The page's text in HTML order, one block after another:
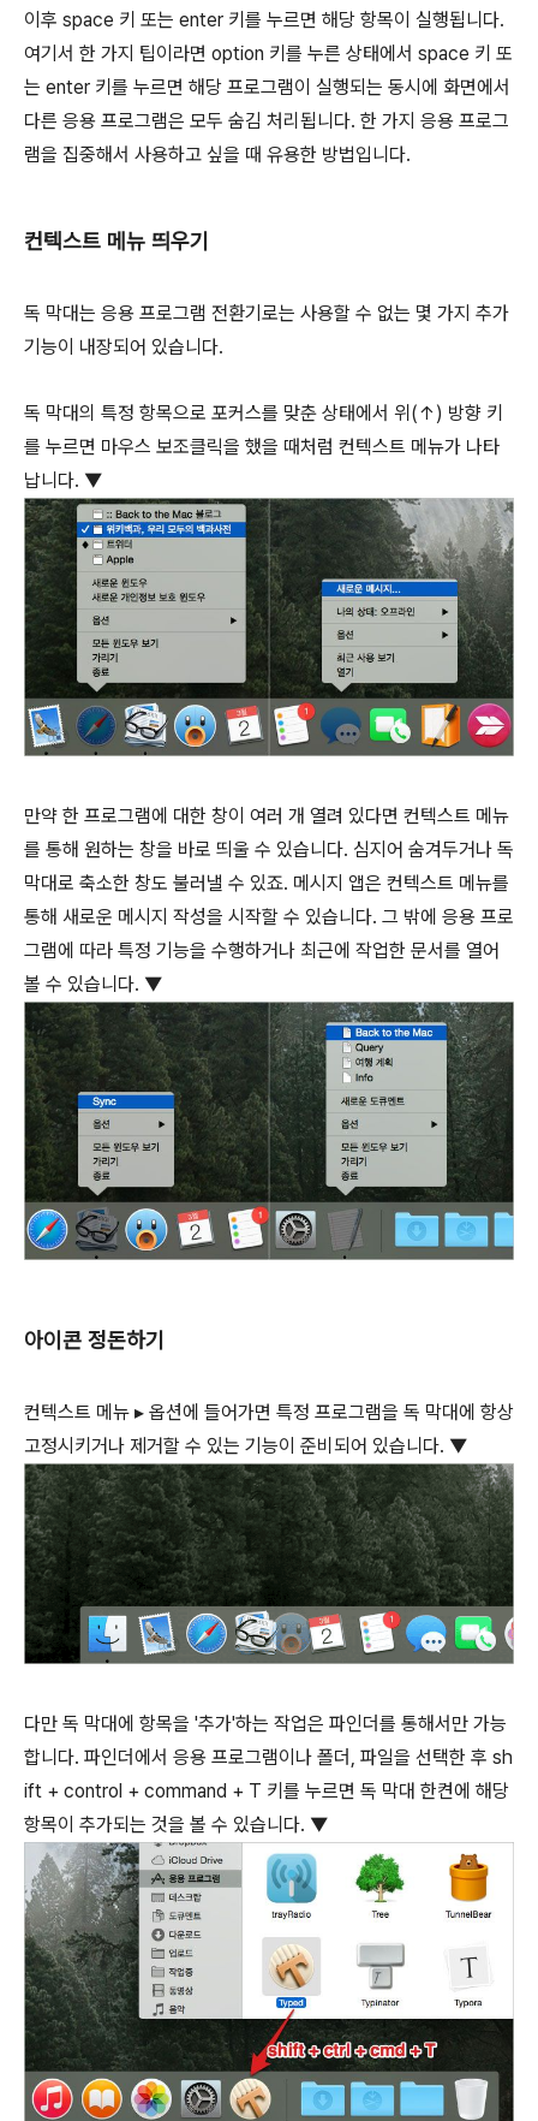
이후 space 키 또는 enter 키를 누르면 해당 항목이 실행됩니다.
여기서 한 가지 팁이라면 option 키를 누른 상태에서 space 키 또
는 enter 키를 누르면 해당 프로그램이 실행되는 동시에 화면에서
다른 응용 프로그램은 모두 숨김 처리됩니다. 한 가지 응용 프로그
램을 집중해서 사용하고 싶을 때 유용한 방법입니다.
컨텍스트 메뉴 띄우기
독 막대는 응용 프로그램 전환기로는 사용할 수 없는 몇 가지 추가
기능이 내장되어 있습니다.
독 막대의 특정 항목으로 포커스를 맞춘 상태에서 위(↑) 방향 키
를 누르면 마우스 보조클릭을 했을 때처럼 컨텍스트 메뉴가 나타
납니다. ▼
만약 한 프로그램에 대한 창이 여러 개 열려 있다면 컨텍스트 메뉴
를 통해 원하는 창을 바로 띄울 수 있습니다. 심지어 숨겨두거나 독
막대로 축소한 창도 불러낼 수 있죠. 메시지 앱은 컨텍스트 메뉴를
통해 새로운 메시지 작성을 시작할 수 있습니다. 그 밖에 응용 프로
그램에 따라 특정 기능을 수행하거나 최근에 작업한 문서를 열어
볼 수 있습니다. ▼
아이콘 정돈하기
컨텍스트 메뉴 ▸ 옵션에 들어가면 특정 프로그램을 독 막대에 항상
고정시키거나 제거할 수 있는 기능이 준비되어 있습니다. ▼
다만 독 막대에 항목을 '추가'하는 작업은 파인더를 통해서만 가능
합니다. 파인더에서 응용 프로그램이나 폴더, 파일을 선택한 후 sh
ift + control + command + T 키를 누르면 독 막대 한켠에 해당
항목이 추가되는 것을 볼 수 있습니다. ▼